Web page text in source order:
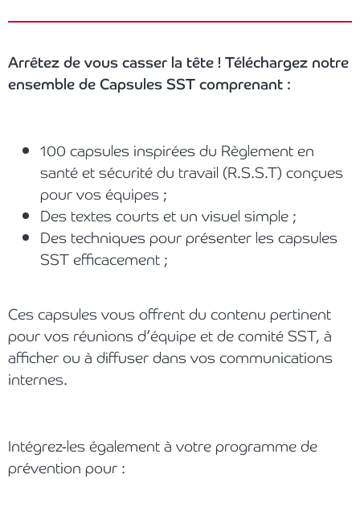
Arrêtez de vous casser la tête ! Téléchargez notre
ensemble de Capsules SST comprenant :
100 capsules inspirées du Règlement en
santé et sécurité du travail (R.S.S.T) conçues
pour vos équipes ;
Des textes courts et un visuel simple ;
Des techniques pour présenter les capsules
SST efficacement ;
Ces capsules vous offrent du contenu pertinent
pour vos réunions d’équipe et de comité SST, à
afficher ou à diffuser dans vos communications
internes.
Intégrez-les également à votre programme de
prévention pour :